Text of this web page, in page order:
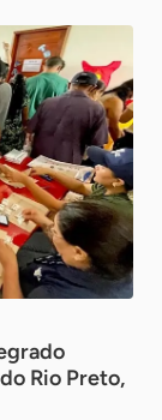
Rio Preto,